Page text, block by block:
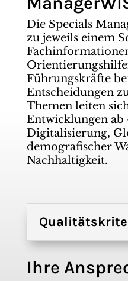
Die Specials
zu jeweils einem
Führungskräfte
Entscheidungen
Themen leiten
Entwicklungen
Digitalisierung,
demografischer
Nachhaltigkeit.
Ihre